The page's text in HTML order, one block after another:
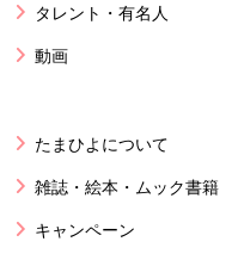
タレント・有名人
動画
たまひよについて
雑誌・絵本・ムック書籍
キャンペーン